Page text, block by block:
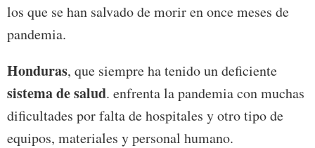
los que se han salvado de morir en once meses de
pandemia.
Honduras, que siempre ha tenido un deficiente
sistema de salud. enfrenta la pandemia con muchas
dificultades por falta de hospitales y otro tipo de
equipos, materiales y personal humano.